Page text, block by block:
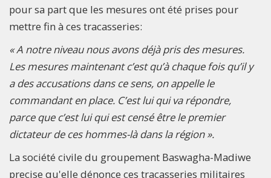
pour sa part que les mesures ont été prises pour
mettre fin à ces tracasseries:
« A notre niveau nous avons déjà pris des mesures.
Les mesures maintenant c’est qu’à chaque fois qu’il y
a des accusations dans ce sens, on appelle le
commandant en place. C’est lui qui va répondre,
parce que c’est lui qui est censé être le premier
dictateur de ces hommes-là dans la région ».
La société civile du groupement Baswagha-Madiwe
precise qu'elle dénonce ces tracasseries militaires